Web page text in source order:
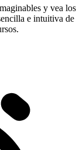
y vea los
e intuitiva de